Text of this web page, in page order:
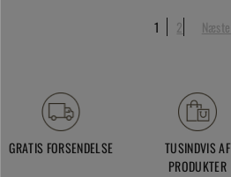
1 2 Næste
GRATIS FORSENDELSE
TUSINDVIS AF
PRODUKTER